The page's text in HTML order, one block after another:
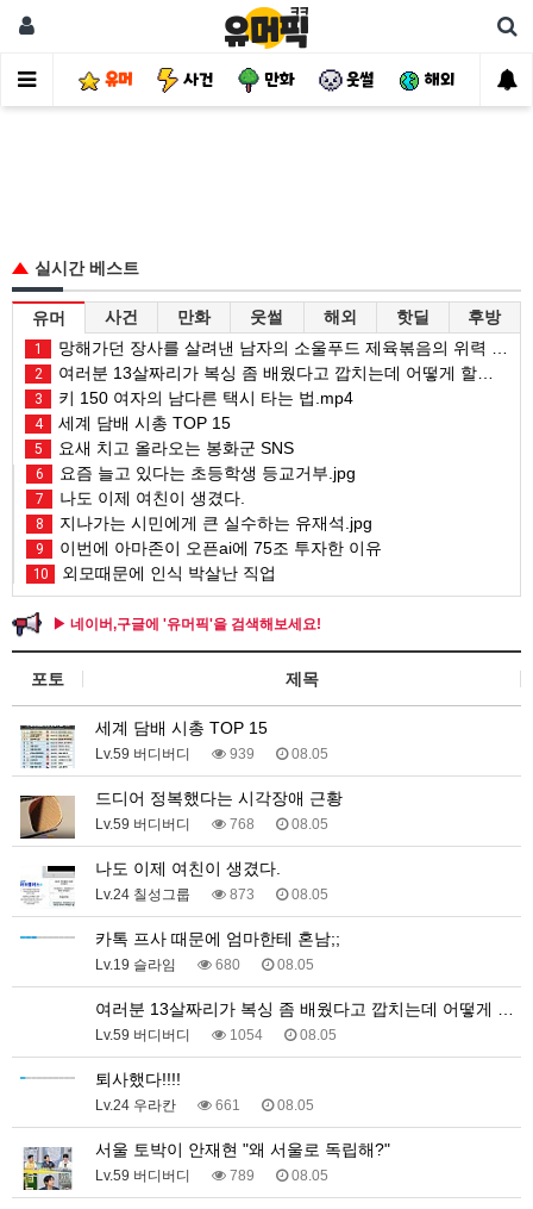
유머 사건 만화 웃썰 해외 핫
실시간 베스트
유머 사건 만화 웃썰 해외 핫딜 후방
1 망해가던 장사를 살려낸 남자의 소울푸드 제육볶음의 위력 ㅋㅋ
2 여러분 13살짜리가 복싱 좀 배웠다고 깝치는데 어떻게 할까요?
3 키 150 여자의 남다른 택시 타는 법.mp4
4 세계 담배 시총 TOP 15
5 요새 치고 올라오는 봉화군 SNS
6 요즘 늘고 있다는 초등학생 등교거부.jpg
7 나도 이제 여친이 생겼다.
8 지나가는 시민에게 큰 실수하는 유재석.jpg
9 이번에 아마존이 오픈ai에 75조 투자한 이유
10 외모때문에 인식 박살난 직업
▶ 네이버,구글에 '유머픽'을 검색해보세요!
포토 제목
세계 담배 시총 TOP 15
Lv.59 버디버디 939 08.05
드디어 정복했다는 시각장애 근황
Lv.59 버디버디 768 08.05
나도 이제 여친이 생겼다.
Lv.24 칠성그룹 873 08.05
카톡 프사 때문에 엄마한테 혼남;;
Lv.19 슬라임 680 08.05
여러분 13살짜리가 복싱 좀 배웠다고 깝치는데 어떻게 …
Lv.59 버디버디 1054 08.05
퇴사했다!!!!
Lv.24 우라칸 661 08.05
서울 토박이 안재현 "왜 서울로 독립해?"
Lv.59 버디버디 789 08.05